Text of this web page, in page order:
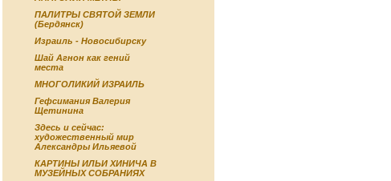
ПАЛИТРЫ СВЯТОЙ ЗЕМЛИ
(Бердянск)
Израиль - Новосибирску
Шай Агнон как гений
места
МНОГОЛИКИЙ ИЗРАИЛЬ
Гефсимания Валерия
Щетинина
Здесь и сейчас:
художественный мир
Александры Ильяевой
КАРТИНЫ ИЛЬИ ХИНИЧА В
МУЗЕЙНЫХ СОБРАНИЯХ